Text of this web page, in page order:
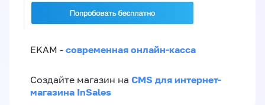
EKAM - современная онлайн-касса
Создайте магазин на CMS для интернет-
магазина InSales